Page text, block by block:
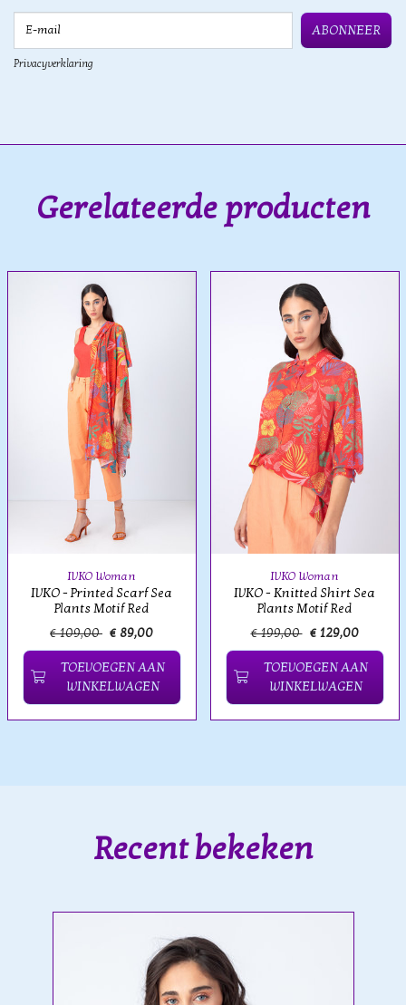
ABONNEER
Privacyverklaring
Gerelateerde producten
IVKO Woman
IVKO - Printed Scarf Sea
Plants Motif Red
€ 109,00 € 89,00
TOEVOEGEN AAN
WINKELWAGEN
IVKO Woman
IVKO - Knitted Shirt Sea
Plants Motif Red
€ 199,00 € 129,00
TOEVOEGEN AAN
WINKELWAGEN
Recent bekeken